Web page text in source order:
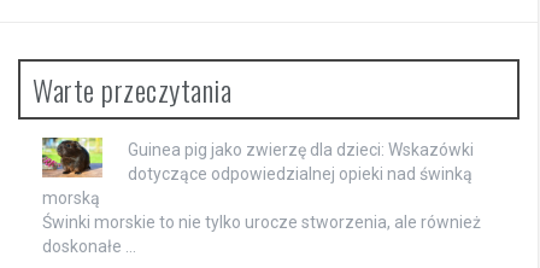
Warte przeczytania
Guinea pig jako zwierzę dla dzieci: Wskazówki
dotyczące odpowiedzialnej opieki nad świnką
morską
Świnki morskie to nie tylko urocze stworzenia, ale również
doskonałe …